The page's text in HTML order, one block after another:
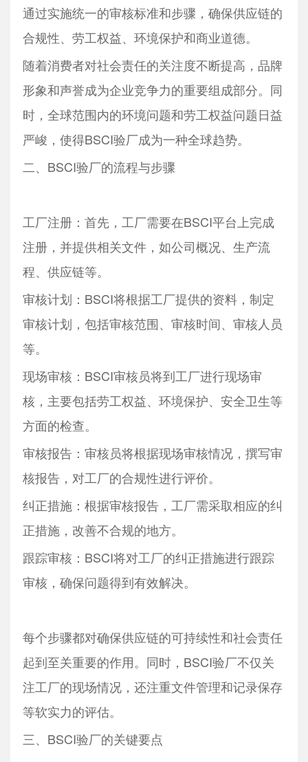
通过实施统一的审核标准和步骤，确保供应链的
合规性、劳工权益、环境保护和商业道德。
随着消费者对社会责任的关注度不断提高，品牌
形象和声誉成为企业竞争力的重要组成部分。同
时，全球范围内的环境问题和劳工权益问题日益
严峻，使得BSCI验厂成为一种全球趋势。
二、BSCI验厂的流程与步骤
工厂注册：首先，工厂需要在BSCI平台上完成
注册，并提供相关文件，如公司概况、生产流
程、供应链等。
审核计划：BSCI将根据工厂提供的资料，制定
审核计划，包括审核范围、审核时间、审核人员
等。
现场审核：BSCI审核员将到工厂进行现场审
核，主要包括劳工权益、环境保护、安全卫生等
方面的检查。
审核报告：审核员将根据现场审核情况，撰写审
核报告，对工厂的合规性进行评价。
纠正措施：根据审核报告，工厂需采取相应的纠
正措施，改善不合规的地方。
跟踪审核：BSCI将对工厂的纠正措施进行跟踪
审核，确保问题得到有效解决。
每个步骤都对确保供应链的可持续性和社会责任
起到至关重要的作用。同时，BSCI验厂不仅关
注工厂的现场情况，还注重文件管理和记录保存
等软实力的评估。
三、BSCI验厂的关键要点